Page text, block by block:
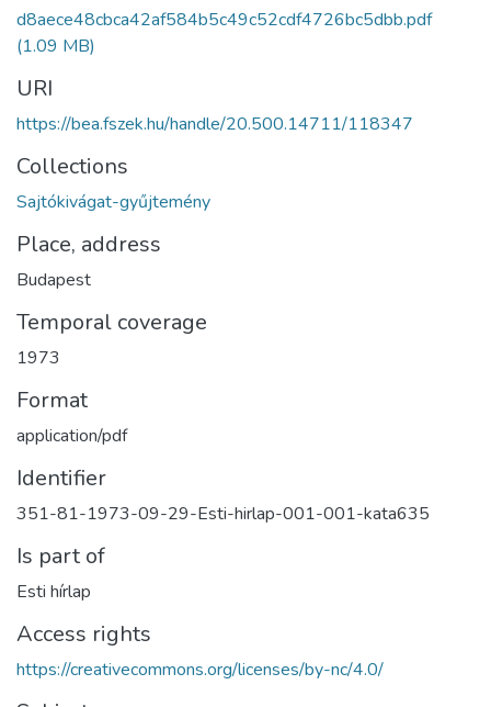
d8aece48cbca42af584b5c49c52cdf4726bc5dbb.pdf
(1.09 MB)
URI
https://bea.fszek.hu/handle/20.500.14711/118347
Collections
Sajtókivágat-gyűjtemény
Place, address
Budapest
Temporal coverage
1973
Format
application/pdf
Identifier
351-81-1973-09-29-Esti-hirlap-001-001-kata635
Is part of
Esti hírlap
Access rights
https://creativecommons.org/licenses/by-nc/4.0/